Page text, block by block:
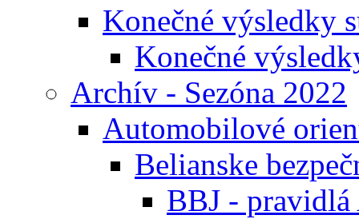
Konečné výsledky
Konečné
Archív - Sezóna 2022
Automobilové
Belianske
BBJ - pravidlá